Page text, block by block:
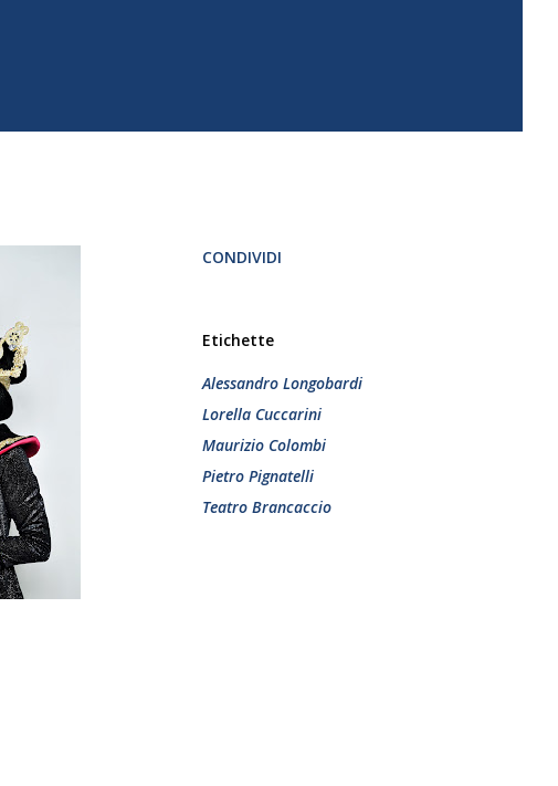
CONDIVIDI
Etichette
Alessandro Longobardi
Lorella Cuccarini
Maurizio Colombi
Pietro Pignatelli
Teatro Brancaccio